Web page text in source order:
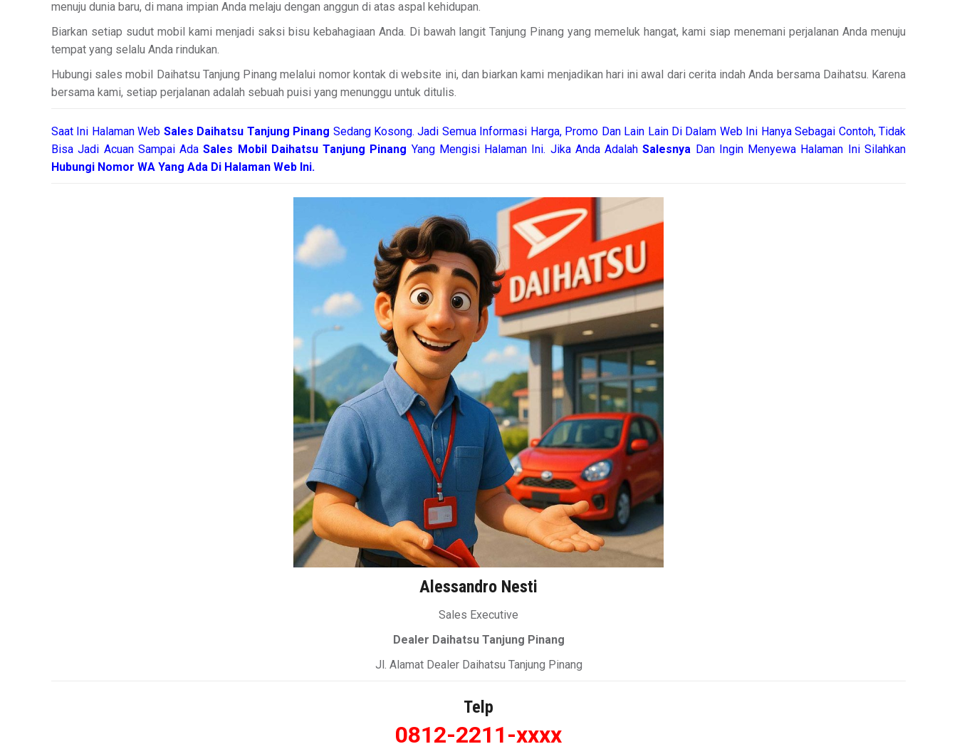
menuju dunia baru, di mana impian Anda melaju dengan anggun di atas aspal kehidupan.
Biarkan setiap sudut mobil kami menjadi saksi bisu kebahagiaan Anda. Di bawah langit Tanjung Pinang yang memeluk hangat, kami siap menemani perjalanan Anda menuju
tempat yang selalu Anda rindukan.
Hubungi sales mobil Daihatsu Tanjung Pinang melalui nomor kontak di website ini, dan biarkan kami menjadikan hari ini awal dari cerita indah Anda bersama Daihatsu. Karena
bersama kami, setiap perjalanan adalah sebuah puisi yang menunggu untuk ditulis.
Saat Ini Halaman Web Sales Daihatsu Tanjung Pinang Sedang Kosong. Jadi Semua Informasi Harga, Promo Dan Lain Lain Di Dalam Web Ini Hanya Sebagai Contoh, Tidak
Bisa Jadi Acuan Sampai AdaSales Mobil Daihatsu Tanjung Pinang Yang Mengisi Halaman Ini. Jika Anda AdalahSalesnya Dan Ingin Menyewa Halaman Ini Silahkan
Hubungi Nomor WA Yang Ada Di Halaman Web Ini.
Alessandro Nesti
Sales Executive
Dealer Daihatsu Tanjung Pinang
Jl. Alamat Dealer Daihatsu Tanjung Pinang
Telp
0812-2211-xxxx